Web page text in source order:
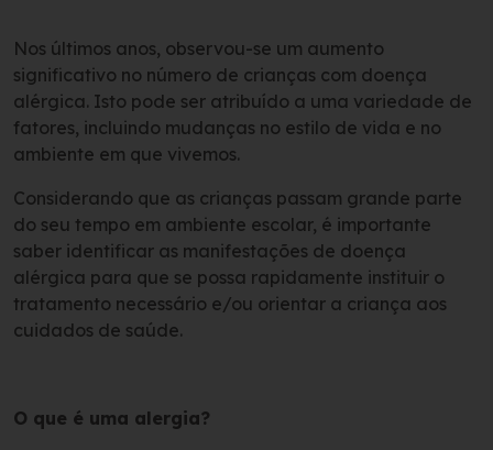
Nos últimos anos, observou-se um aumento
significativo no número de crianças com doença
alérgica. Isto pode ser atribuído a uma variedade de
fatores, incluindo mudanças no estilo de vida e no
ambiente em que vivemos.
Considerando que as crianças passam grande parte
do seu tempo em ambiente escolar, é importante
saber identificar as manifestações de doença
alérgica para que se possa rapidamente instituir o
tratamento necessário e/ou orientar a criança aos
cuidados de saúde.
O que é uma alergia?